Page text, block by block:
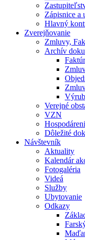
Zápisnice a
Hlavný
Zverejňovanie
Zmluvy,
Archív
Verejné
VZN
Dôležité
Návštevník
Aktuality
Kalendár
Fotogaléria
Videá
Služby
Ubytovanie
Odkazy